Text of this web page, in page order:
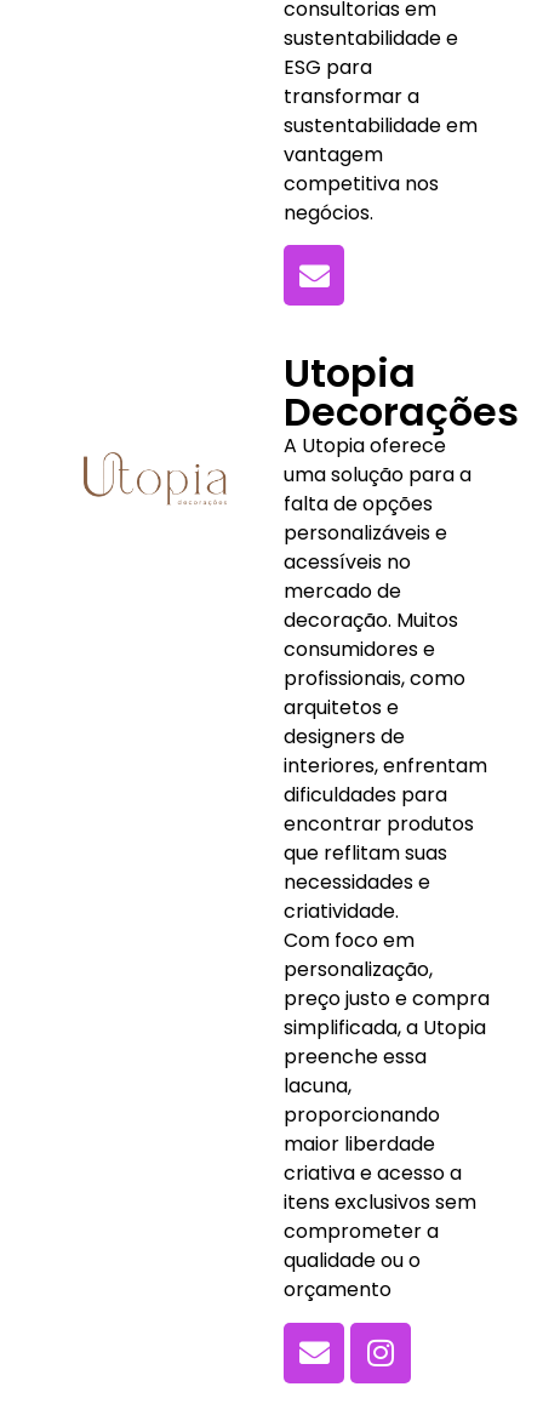
consultorias em
sustentabilidade e
ESG para
transformar a
sustentabilidade em
vantagem
competitiva nos
negócios.
Utopia
Decorações
A Utopia oferece
uma solução para a
falta de opções
personalizáveis e
acessíveis no
mercado de
decoração. Muitos
consumidores e
profissionais, como
arquitetos e
designers de
interiores, enfrentam
dificuldades para
encontrar produtos
que reflitam suas
necessidades e
criatividade.
Com foco em
personalização,
preço justo e compra
simplificada, a Utopia
preenche essa
lacuna,
proporcionando
maior liberdade
criativa e acesso a
itens exclusivos sem
comprometer a
qualidade ou o
orçamento